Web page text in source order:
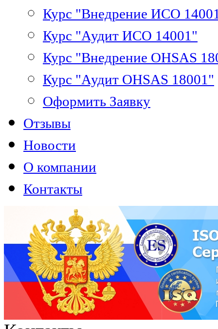
Курс "Внедрение ИСО
Курс "Аудит ИСО 14001"
Курс "Внедрение OHSAS
Курс "Аудит OHSAS 18001"
Оформить Заявку
Отзывы
Новости
О компании
Контакты